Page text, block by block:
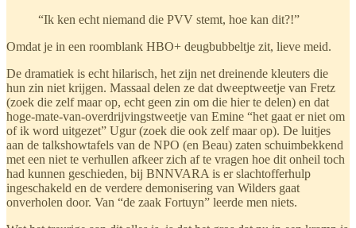
“Ik ken echt niemand die PVV stemt, hoe kan dit?!”
Omdat je in een roomblank HBO+ deugbubbeltje zit, lieve meid.
De dramatiek is echt hilarisch, het zijn net dreinende kleuters die
hun zin niet krijgen. Massaal delen ze dat dweeptweetje van Fretz
(zoek die zelf maar op, echt geen zin om die hier te delen) en dat
hoge-mate-van-overdrijvingstweetje van Emine “het gaat er niet om
of ik word uitgezet” Ugur (zoek die ook zelf maar op). De luitjes
aan de talkshowtafels van de NPO (en Beau) zaten schuimbekkend
met een niet te verhullen afkeer zich af te vragen hoe dit onheil toch
had kunnen geschieden, bij BNNVARA is er slachtofferhulp
ingeschakeld en de verdere demonisering van Wilders gaat
onverholen door. Van “de zaak Fortuyn” leerde men niets.